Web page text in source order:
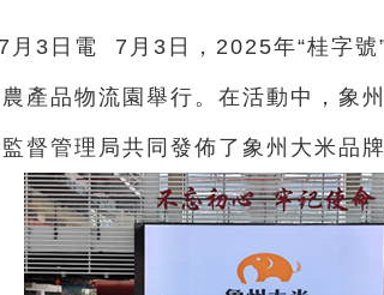
月3日電 7月3日，2025年“桂字號
產品物流園舉行。在活動中，象
督管理局共同發佈了象州大米品